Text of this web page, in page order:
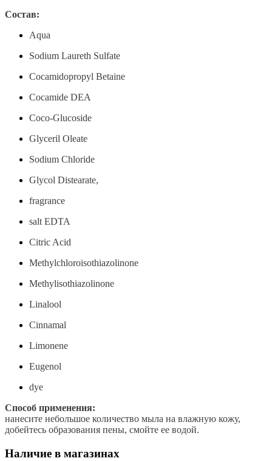
Состав:
Aqua
Sodium Laureth Sulfate
Cocamidopropyl Betaine
Cocamide DEA
Coco-Glucoside
Glyceril Oleate
Sodium Chloride
Glycol Distearate,
fragrance
salt EDTA
Citric Acid
Methylchloroisothiazolinone
Methylisothiazolinone
Linalool
Cinnamal
Limonene
Eugenol
dye
Способ применения:
нанесите небольшое количество мыла на влажную кожу,
добейтесь образования пены, смойте ее водой.
Наличие в магазинах